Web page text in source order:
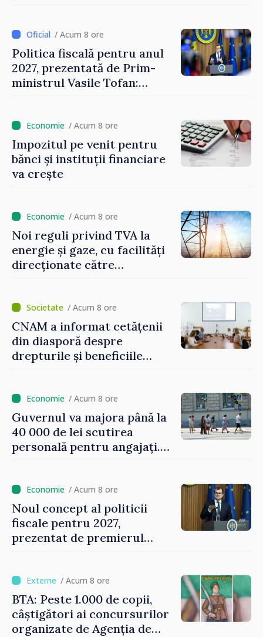
/ Acum 8 ore
Politica fiscală pentru anul
2027, prezentată de Prim-
ministrul Vasile Tofan:
taxare mai echitabilă
/ Acum 8 ore
Impozitul pe venit pentru
bănci și instituții financiare
va crește
/ Acum 8 ore
Noi reguli privind TVA la
energie și gaze, cu facilități
direcționate către
/ Acum 8 ore
CNAM a informat cetățenii
din diasporă despre
drepturile și beneficiile
/ Acum 8 ore
Guvernul va majora până la
40 000 de lei scutirea
personală pentru angajați.
oamenilor”/ Acum 8 ore
Noul concept al politicii
fiscale pentru 2027,
prezentat de premierul
investițiile, taxăm viciile și
echilibrăm taxarea
consumului”
/ Acum 8 ore
BTA: Peste 1.000 de copii,
câștigători ai concursurilor
organizate de Agenția de